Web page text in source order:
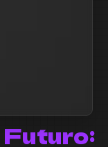
Futuro: